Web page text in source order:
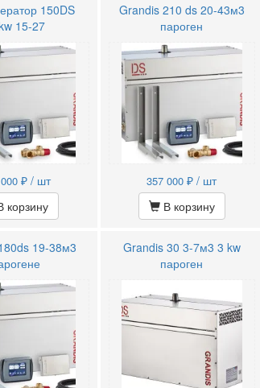
150DS
15-27
₽ / шт
корзину
Grandis 210 ds 20-43м3
пароген
357 000 ₽ / шт
В корзину
19-38м3
Grandis 30 3-7м3 3 kw
пароген